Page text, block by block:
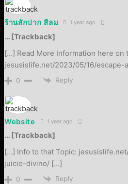
ร้านสักปาก สีลม 1 year ago
… [Trackback]
[…] Read More Information here on
jesusislife.net/2023/05/16/
0 Reply
Website 1 year ago
… [Trackback]
[…] Info to that Topic:
juicio-divino/ […]
0 Reply